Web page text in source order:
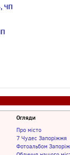
ЧП
Огляди
Про місто
7 Чудес Запоріжжя
Фотоальбом